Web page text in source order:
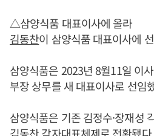
△삼양식품 대표이사에 올라
김동찬이 삼양식품 대표이사에
삼양식품은 2023년 8월11일 이
부장 상무를 새 대표이사로 선임
삼양식품은 기존 김정수·장재성
김동찬각자대표체제로 전환됐다.